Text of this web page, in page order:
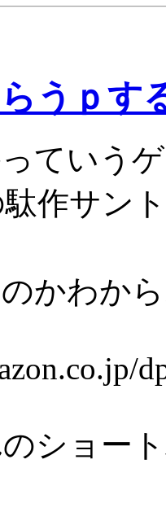
うｐす
ていう
作サン
かわか
ショー